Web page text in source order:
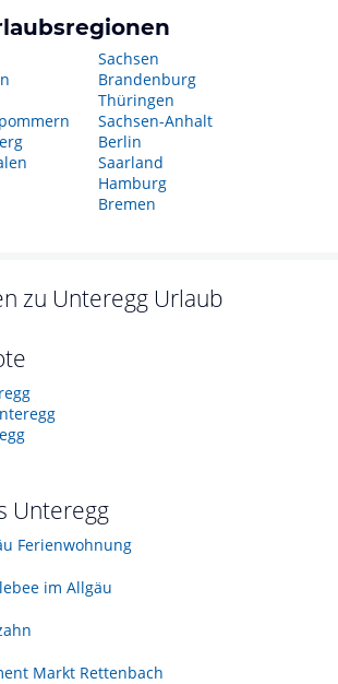
Sachsen
Brandenburg
Thüringen
Sachsen-Anhalt
Berlin
Saarland
Hamburg
Bremen
zu Unteregg Urlaub
Unteregg
Ferienwohnung
im Allgäu
Markt Rettenbach